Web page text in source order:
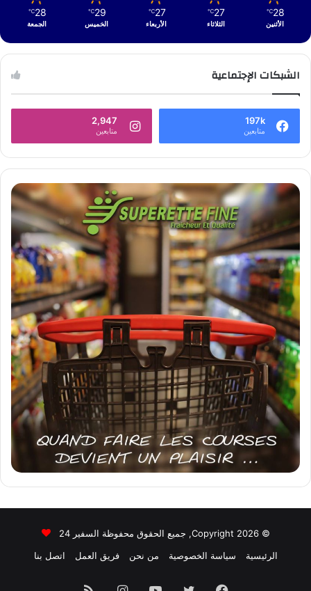
28
℃
الأثنين
27
℃
الثلاثاء
27
℃
الأربعاء
29
℃
الخميس
28
℃
الجمعة
الشبكات الإجتماعية
197k
متابعين
2,947
متابعين
© Copyright 2026, جميع الحقوق محفوظة السفير 24
الرئيسية
سياسة الخصوصية من نحن فريق العمل اتصل بنا